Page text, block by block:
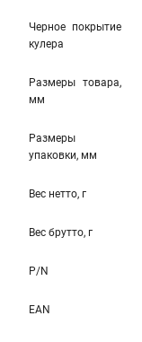
Черное покрытие
кулера
Размеры товара,
мм
Размеры
упаковки, мм
Вес нетто, г
Вес брутто, г
P/N
EAN